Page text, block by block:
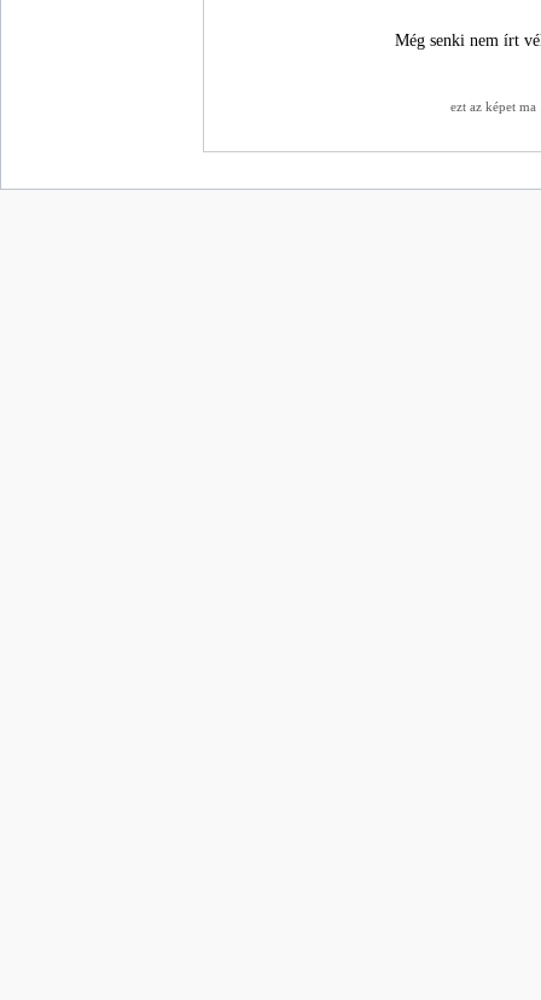
Még senki nem írt
ezt az képet ma